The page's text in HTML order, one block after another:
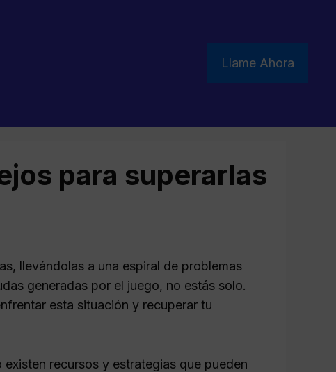
Llame Ahora
para superarlas
llevándolas a una espiral de problemas
generadas por el juego, no estás solo.
esta situación y recuperar tu
recursos y estrategias que pueden